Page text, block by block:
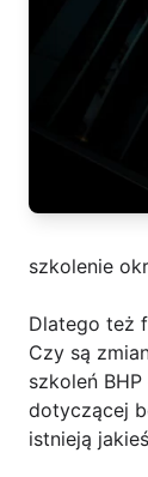
szkolenie
Dlatego też
Czy są
szkoleń
dotyczącej
istnieją